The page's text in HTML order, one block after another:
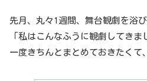
先月、丸々1週間、舞台観劇を浴び
「私はこんなふうに観劇してきま
一度きちんとまとめておきたくて